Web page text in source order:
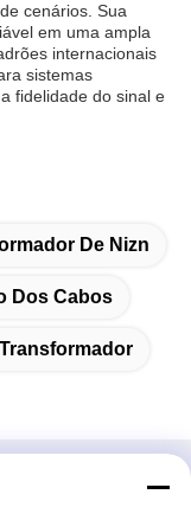
cenários. Sua
em uma ampla
internacionais
sistemas
fidelidade do sinal e
De Nizn
Dos Cabos